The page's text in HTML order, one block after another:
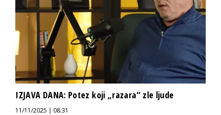
IZJAVA DANA: Potez koji „razara“ zle ljude
11/11/2025 | 08:31